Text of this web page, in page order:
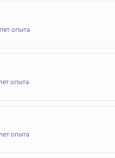
опыта
опыта
опыта